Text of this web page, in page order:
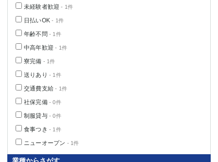
未経験者歓迎 - 1件
日払いOK - 1件
年齢不問 - 1件
中高年歓迎 - 1件
寮完備 - 1件
送りあり - 1件
交通費支給 - 1件
社保完備- 0件
制服貸与- 0件
食事つき - 1件
ニューオープン - 1件
草加
所沢
獨協大学前＜草加松原＞
春日部
蕨
船橋
成田
西船橋